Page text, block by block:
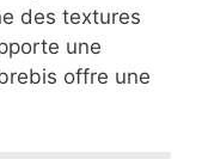
des textures
une
offre une